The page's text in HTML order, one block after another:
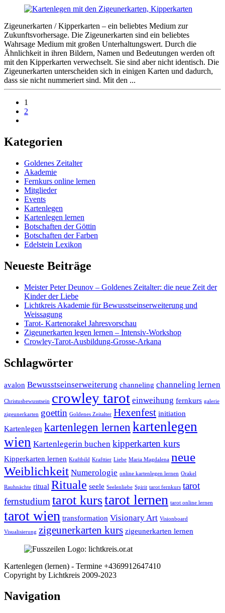
Zigeunerkarten / Kipperkarten – ein beliebtes Medium zur
Zukunftsvorhersage. Die Zigeunerkarten sind ein beliebtes
Wahrsage Medium mit großen Unterhaltungswert. Durch die
Ähnlichkeit in ihren Bildern, Namen und Bedeutungen werden oft
mit den Kipperkarten verwechselt. Sie sind aber nicht identisch. Die
Zigeunerkarten unterscheiden sich in einigen Karten und dadurch,
dass sie nicht nummeriert sind. Mit den ...
1
2
Seitenleiste
Kategorien
Goldenes Zeitalter
Akademie
Fernkurs online lernen
Mitglieder
Events
Kartenlegen
Kartenlegen lernen
Botschaften der Göttin
Botschaften der Farben
Edelstein Lexikon
Neueste Beiträge
Meister Peter Deunov – Goldenes Zeitalter: die neue Zeit der
Kinder der Liebe
Lichtkreis Akademie für Bewusstseinserweiterung und
Weissagung
Tarot- Kartenorakel Jahresvorschau
Zigeunerkarten legen lernen – Intensiv-Workshop
Crowley-Tarot-Ausbildung-Grosse-Arkana
Schlagwörter
avalon Bewusstseinserweiterung channeling channeling lernen
Christusbewusstsein crowley tarot einweihung fernkurs galerie
zigeunerkarten goettin Goldenes Zeitalter Hexenfest initiation
Kartenlegen kartenlegen lernen kartenlegen
wien Kartenlegerin buchen kipperkarten kurs
Kipperkarten lernen Kraftbild Krafttier Liebe Maria Magdalena neue
Weiblichkeit Numerologie online kartenlegen lernen Orakel
Rauhnächte ritual Rituale seele Seelenliebe Spirit tarot fernkurs tarot
fernstudium tarot kurstarot lernen tarot online lernen
tarot wien transformation Visionary Art Visionboard
Visualisierung zigeunerkarten kurs zigeunerkarten lernen
Kartenlegen (lernen) - Termine +4369912647410
Facebook
Nach
Copyright by Lichtkreis 2009-2023
Navigation